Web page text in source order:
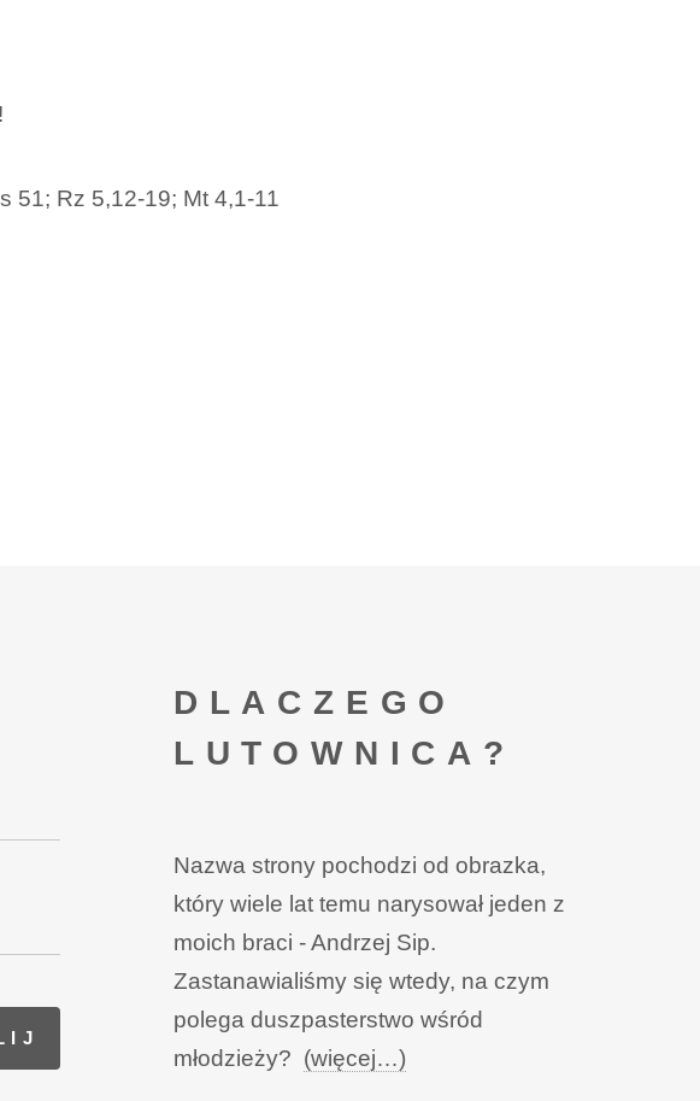
51; Rz 5,12-19; Mt 4,1-11
DLACZEGO
LUTOWNICA?
Nazwa strony pochodzi od obrazka,
który wiele lat temu narysował jeden z
moich braci - Andrzej Sip.
Zastanawialiśmy się wtedy, na czym
polega duszpasterstwo wśród
młodzieży? (więcej…)